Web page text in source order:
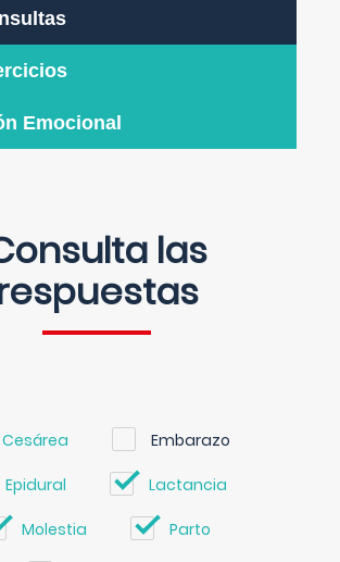
Emocional
las
Cesárea Embarazo
Epidural Lactancia
Molestia Parto